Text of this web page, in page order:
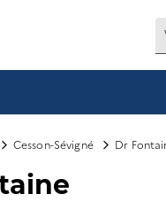
Cesson-Sévigné Dr